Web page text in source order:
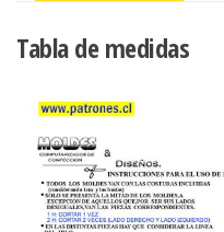
Tabla de medidas